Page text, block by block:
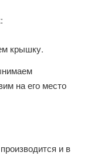
крышку.
на его место
и в